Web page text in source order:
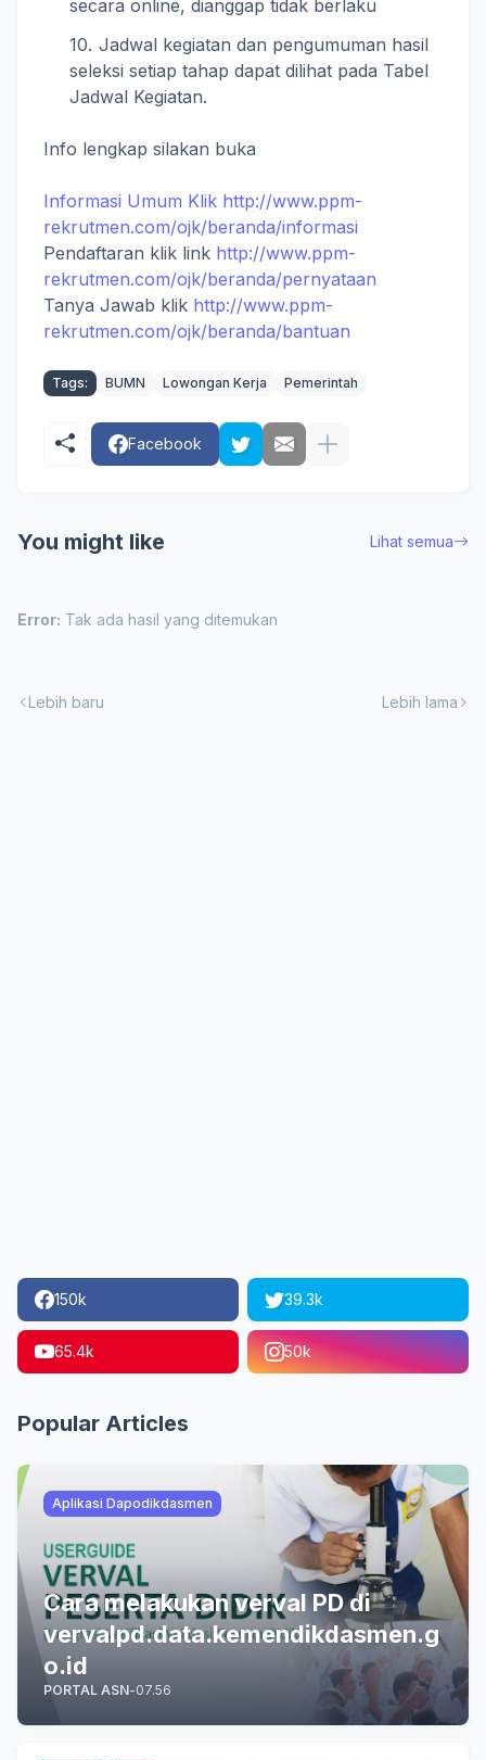
secara online, dianggap tidak berlaku
Jadwal kegiatan dan pengumuman hasil
seleksi setiap tahap dapat dilihat pada Tabel
Jadwal Kegiatan.
Info lengkap silakan buka
Informasi Umum Klik http://www.ppm-
rekrutmen.com/ojk/beranda/informasi
Pendaftaran klik link http://www.ppm-
rekrutmen.com/ojk/beranda/pernyataan
Tanya Jawab klik http://www.ppm-
rekrutmen.com/ojk/beranda/bantuan
Tags: BUMN Lowongan Kerja Pemerintah
Facebook
You might like Lihat semua
Error: Tak ada hasil yang ditemukan
Lebih baru Lebih lama
150k 39.3k
65.4k 50k
Popular Articles
Aplikasi Dapodikdasmen
Cara melakukan verval PD di
vervalpd.data.kemendikdasmen.g
o.id
PORTAL ASN-07.56